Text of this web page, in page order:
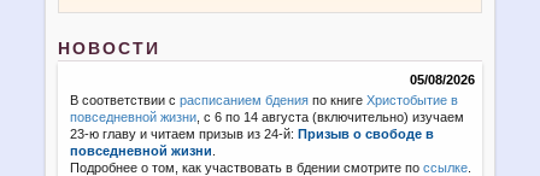
НОВОСТИ
05/08/2026
В соответствии срасписанием бдения по книгеХристобытие в
повседневной жизни , с 6 по 14 августа (включительно) изучаем
23-ю главу и читаем призыв из 24-й:Призыв о свободе в
повседневной жизни
Подробнее о том, как участвовать в бдении смотрите поссылке